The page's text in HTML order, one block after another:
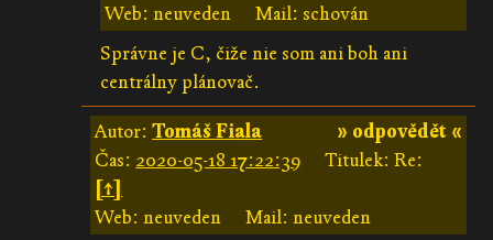
Web: neuveden
Mail: schován
Správne je C, čiže nie som ani boh ani
centrálny plánovač.
» odpovědět «
Autor:Tomáš Fiala
Čas: 2020-05-18 17:22:39
Titulek: Re:
[↑]
Web: neuveden
Mail: neuveden